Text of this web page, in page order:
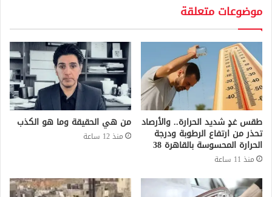
موضوعات متعلقة
طقس غدٍ شديد الحرارة.. والأرصاد
تحذر من ارتفاع الرطوبة ودرجة
الحرارة المحسوسة بالقاهرة 38
منذ 11 ساعة
من هي الحقيقة وما هو الكذب
منذ 12 ساعة